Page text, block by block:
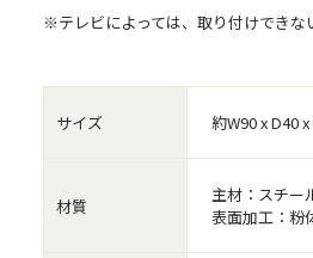
※テレビによっては、取り付けできな
サイズ 約W90 x D40
材質
主材：スチー
表面加工：粉